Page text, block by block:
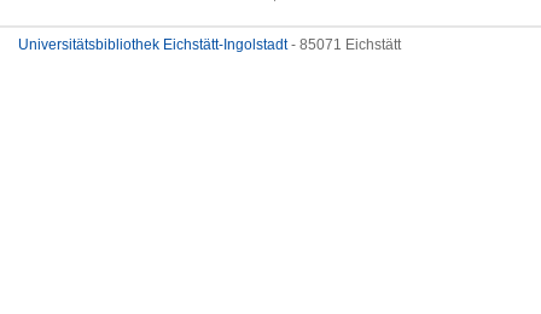
Universitätsbibliothek Eichstätt-Ingolstadt- 85071 Eichstätt